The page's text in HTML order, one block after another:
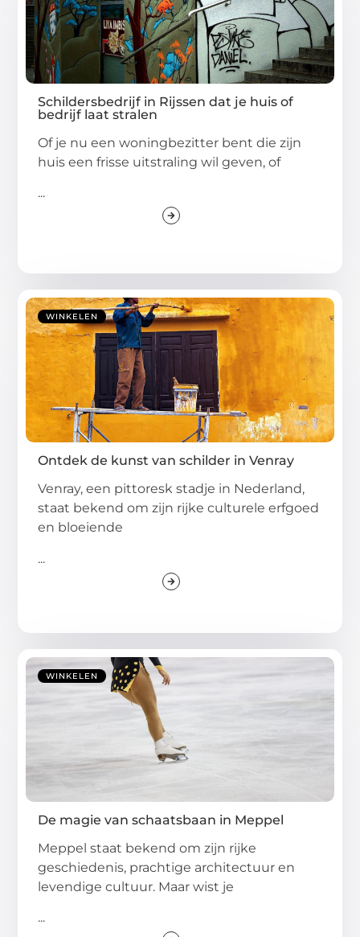
Schildersbedrijf in Rijssen dat je huis of
bedrijf laat stralen
Of je nu een woningbezitter bent die zijn
huis een frisse uitstraling wil geven, of
...
WINKELEN
Ontdek de kunst van schilder in Venray
Venray, een pittoresk stadje in Nederland,
staat bekend om zijn rijke culturele erfgoed
en bloeiende
...
WINKELEN
De magie van schaatsbaan in Meppel
Meppel staat bekend om zijn rijke
geschiedenis, prachtige architectuur en
levendige cultuur. Maar wist je
...